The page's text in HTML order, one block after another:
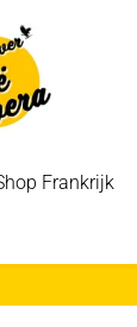
Frankrijk